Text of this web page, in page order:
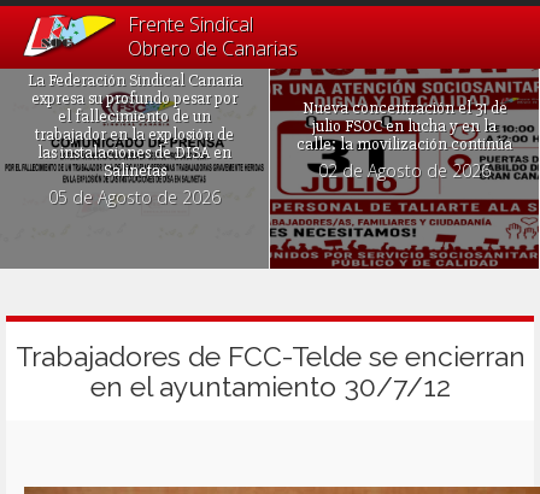
Frente Sindical
Obrero de Canarias
La Federación Sindical Canaria
expresa su profundo pesar por
el fallecimiento de un
trabajador en la explosión de
las instalaciones de DISA en
Salinetas
05 de Agosto de 2026
Nueva concentración el 31 de
julio FSOC en lucha y en la
calle: la movilización continúa
02 de Agosto de 2026
Trabajadores de FCC-Telde se encierran
en el ayuntamiento 30/7/12